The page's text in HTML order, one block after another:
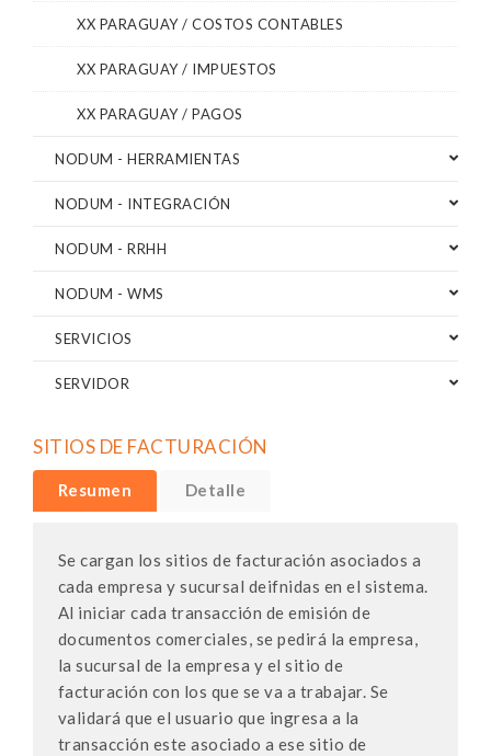
XX PARAGUAY / COSTOS CONTABLES
XX PARAGUAY / IMPUESTOS
XX PARAGUAY / PAGOS
NODUM - HERRAMIENTAS
NODUM - INTEGRACIÓN
NODUM - RRHH
NODUM - WMS
SERVICIOS
SERVIDOR
SITIOS DE FACTURACIÓN
Resumen Detalle
Se cargan los sitios de facturación asociados a
cada empresa y sucursal deifnidas en el sistema.
Al iniciar cada transacción de emisión de
documentos comerciales, se pedirá la empresa,
la sucursal de la empresa y el sitio de
facturación con los que se va a trabajar. Se
validará que el usuario que ingresa a la
transacción este asociado a ese sitio de